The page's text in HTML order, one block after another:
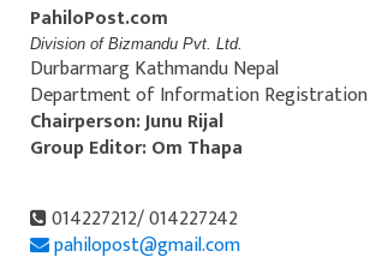
PahiloPost.com
Division of Bizmandu Pvt. Ltd.
Durbarmarg Kathmandu Nepal
Department of Information Registration
Chairperson: Junu Rijal
Group Editor: Om Thapa
014227212/ 014227242
pahilopost@gmail.com